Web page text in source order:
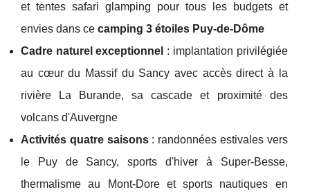
et tentes safari glamping pour tous les budgets et
envies dans ce camping 3 étoiles Puy-de-Dôme
Cadre naturel exceptionnel : implantation privilégiée
au cœur du Massif du Sancy avec accès direct à la
rivière La Burande, sa cascade et proximité des
volcans d'Auvergne
Activités quatre saisons: randonnées estivales vers
le Puy de Sancy, sports d'hiver à Super-Besse,
thermalisme au Mont-Dore et sports nautiques en